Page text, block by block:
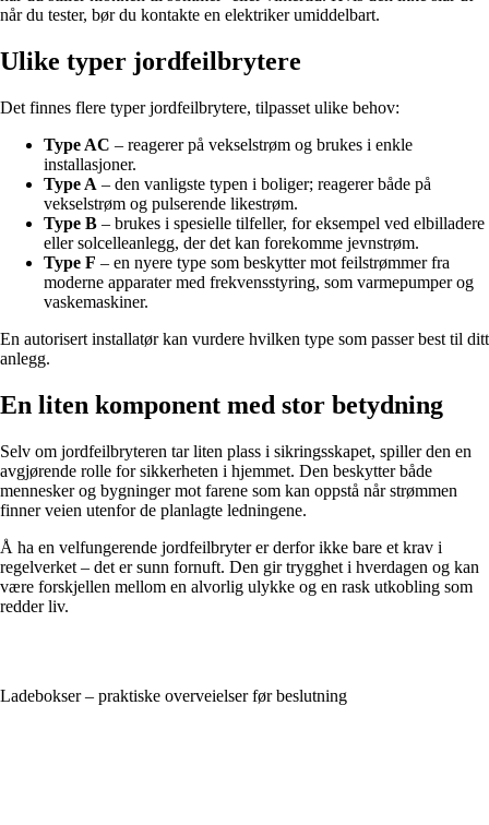
når du tester, bør du kontakte en elektriker umiddelbart.
Ulike typer jordfeilbrytere
Det finnes flere typer jordfeilbrytere, tilpasset ulike behov:
Type AC – reagerer på vekselstrøm og brukes i enkle
installasjoner.
Type A – den vanligste typen i boliger; reagerer både på
vekselstrøm og pulserende likestrøm.
Type B – brukes i spesielle tilfeller, for eksempel ved elbilladere
eller solcelleanlegg, der det kan forekomme jevnstrøm.
Type F – en nyere type som beskytter mot feilstrømmer fra
moderne apparater med frekvensstyring, som varmepumper og
vaskemaskiner.
En autorisert installatør kan vurdere hvilken type som passer best til ditt
anlegg.
En liten komponent med stor betydning
Selv om jordfeilbryteren tar liten plass i sikringsskapet, spiller den en
avgjørende rolle for sikkerheten i hjemmet. Den beskytter både
mennesker og bygninger mot farene som kan oppstå når strømmen
finner veien utenfor de planlagte ledningene.
Å ha en velfungerende jordfeilbryter er derfor ikke bare et krav i
regelverket – det er sunn fornuft. Den gir trygghet i hverdagen og kan
være forskjellen mellom en alvorlig ulykke og en rask utkobling som
redder liv.
Ladebokser – praktiske overveielser før beslutning